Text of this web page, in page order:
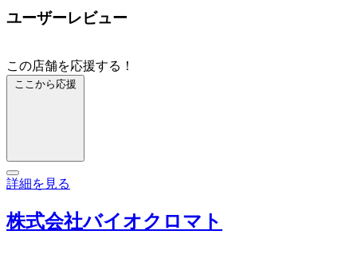
ユーザーレビュー
この店舗を応援する！
ここから応援
詳細を見る
株式会社バイオクロマト